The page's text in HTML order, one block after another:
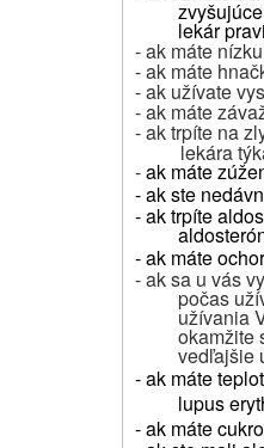
lekár
- ak máte
- ak máte
- ak užívate
- ak máte
- ak trpíte na
lekára
-ak máte
- ak ste
- ak trpíte
- ak máte
- ak sa u vás
počas
užívania
okamžite
vedľajšie
- ak máte
lupus
- ak máte